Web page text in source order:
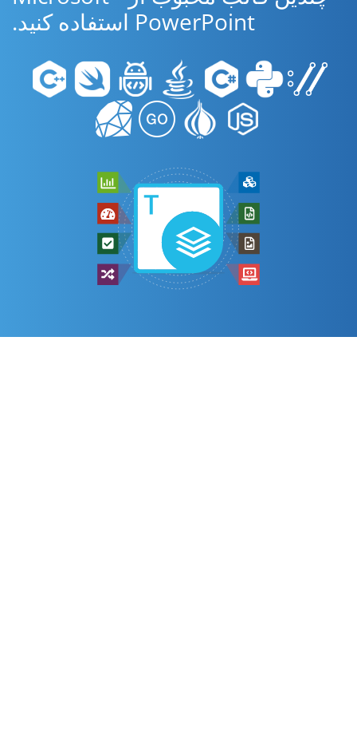
PowerPoint استفاده کنید.